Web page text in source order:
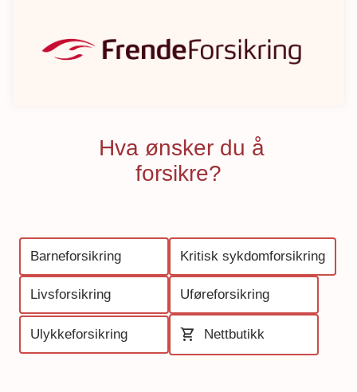
Hva ønsker du å
forsikre?
Barneforsikring Kritisk sykdomforsikring
Livsforsikring Uføreforsikring
Ulykkeforsikring Nettbutikk
shopping_cart